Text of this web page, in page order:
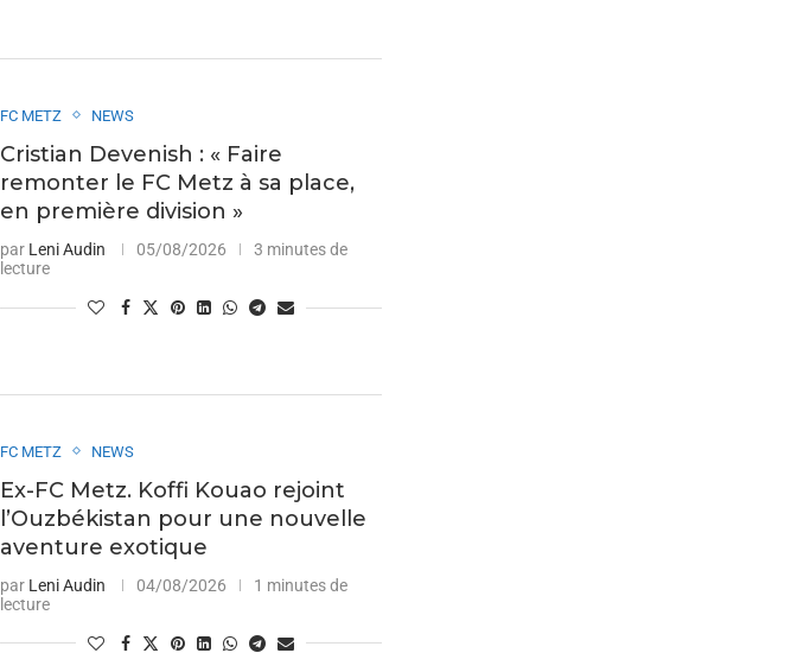
FC METZ NEWS
Cristian Devenish : « Faire
remonter le FC Metz à sa place,
en première division »
par Leni Audin 05/08/2026
3 minutes de
lecture
FC METZ NEWS
Ex-FC Metz. Koffi Kouao rejoint
l’Ouzbékistan pour une nouvelle
aventure exotique
par Leni Audin 04/08/2026
1 minutes de
lecture